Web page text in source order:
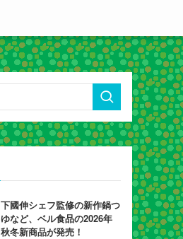
下國伸シェフ監修の新作鍋つ
ゆなど、ベル食品の2026年
秋冬新商品が発売！